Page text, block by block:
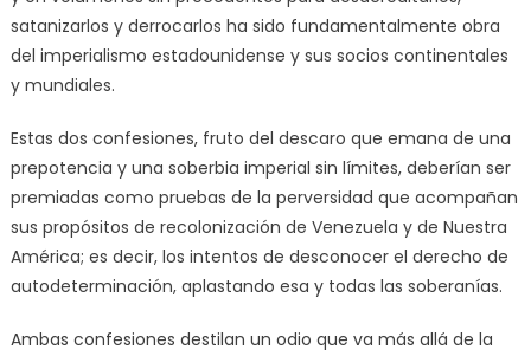
satanizarlos y derrocarlos ha sido fundamentalmente obra
del imperialismo estadounidense y sus socios continentales
y mundiales.
Estas dos confesiones, fruto del descaro que emana de una
prepotencia y una soberbia imperial sin límites, deberían ser
premiadas como pruebas de la perversidad que acompañan
sus propósitos de recolonización de Venezuela y de Nuestra
América; es decir, los intentos de desconocer el derecho de
autodeterminación, aplastando esa y todas las soberanías.
Ambas confesiones destilan un odio que va más allá de la